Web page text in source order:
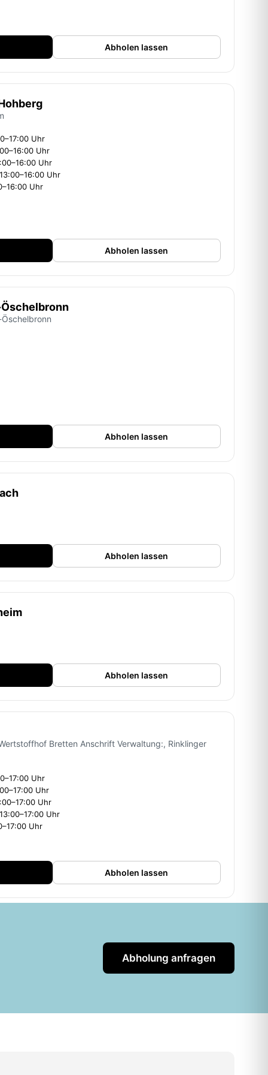
Abholen lassen
Uhr
Uhr
Uhr
Uhr
Uhr
Abholen lassen
Abholen lassen
Abholen lassen
Abholen lassen
Bretten Anschrift Verwaltung:, Rinklinger
Uhr
Uhr
Uhr
Uhr
Uhr
Abholen lassen
Abholung anfragen